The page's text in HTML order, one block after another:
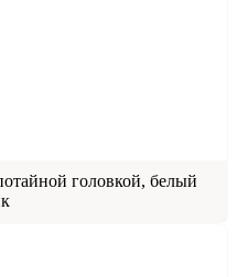
головкой, белый